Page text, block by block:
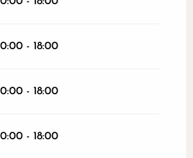
- 18:00
- 18:00
- 18:00